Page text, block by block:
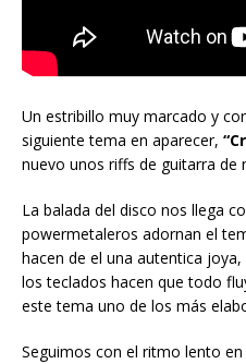
Un estribillo muy marcado y
siguiente tema en aparecer,
nuevo unos riffs de guitarra de
La balada del disco nos llega
powermetaleros adornan el
hacen de el una autentica
los teclados hacen que todo
este tema uno de los más
Seguimos con el ritmo lento en